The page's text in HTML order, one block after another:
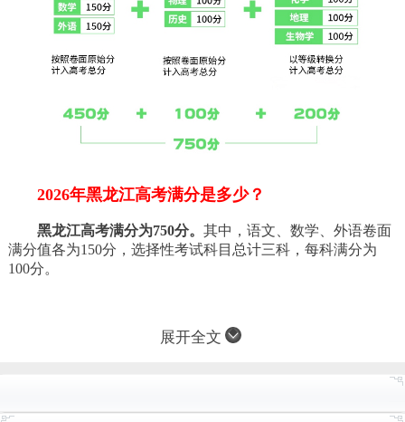
2026年黑龙江高考满分是多少？
黑龙江高考满分为750分。 其中，语文、数学、外语卷面
满分值各为150分，选择性考试科目总计三科，每科满分为
100分。
展开全文